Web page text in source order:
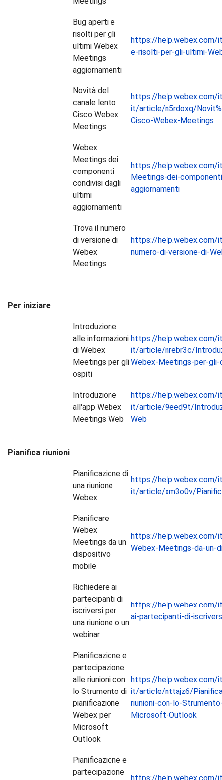
Bug aperti e
risolti per gli
ultimi Webex
Meetings
aggiornamenti
https://
e-risolti-per-gli-ultimi-
Novità del
canale lento
Cisco Webex
Meetings
https://help.webex.com/
it/article/n5rdoxq/
Cisco-Webex-Meetings
Webex
Meetings dei
componenti
condivisi dagli
ultimi
aggiornamenti
https://
Meetings-dei-
aggiornamenti
Trova il numero
di versione di
Webex
Meetings
https://
numero-di-versione-di-
Per iniziare
Introduzione
alle informazioni
di Webex
Meetings per gli
ospiti
https://help.webex.com/
it/article/nrebr3c/
Webex-Meetings-per-gli-
Introduzione
all'app Webex
Meetings Web
https://help.webex.com/
it/article/9eed9t/
Web
Pianifica riunioni
Pianificazione di
una riunione
Webex
https://help.webex.com/
it/article/xm3o0v/
Pianificare
Webex
Meetings da un
dispositivo
mobile
https://
Webex-Meetings-da-un-
Richiedere ai
partecipanti di
iscriversi per
una riunione o un
webinar
https://help.webex.com/
ai-partecipanti-di-
Pianificazione e
partecipazione
alle riunioni con
lo Strumento di
pianificazione
Webex per
Microsoft
Outlook
https://help.webex.com/
it/article/nttajz6/
riunioni-con-lo-
Microsoft-Outlook
Pianificazione e
partecipazione
https://help.webex.com/